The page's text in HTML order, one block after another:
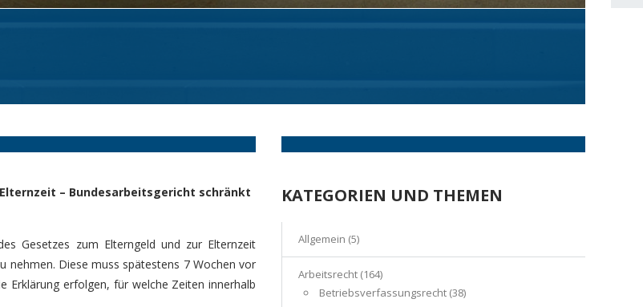
– Bundesarbeitsgericht schränkt
Gesetzes zum Elterngeld und zur Elternzeit
nehmen. Diese muss spätestens 7 Wochen vor
Erklärung erfolgen, für welche Zeiten innerhalb
KATEGORIEN UND THEMEN
Allgemein (5)
Arbeitsrecht (164)
Betriebsverfassungsrecht (38)